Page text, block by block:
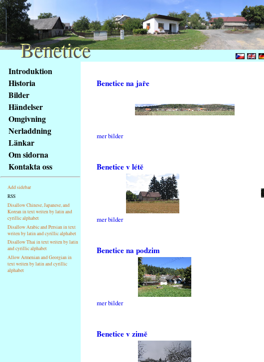
obsah
stránky
Klávesové
zkratky
tomto
webu
základní
Hlavní
strana
Introduktion
Historia
Bilder
Händelser
Omgivning
Nerladdning
Länkar
Om sidorna
Kontakta oss
Add sidebar
RSS
Disallow Chinese, Japanese, and
Korean in text writen by latin and
cyrillic alphabet
Disallow Arabic and Persian in text
writen by latin and cyrillic alphabet
Disallow Thai in text writen by latin
and cyrillic alphabet
Allow Armenian and Georgian in
text writen by latin and cyrillic
alphabet
Benetice na jaře
mer bilder
Benetice v létě
mer bilder
Benetice na podzim
mer bilder
Benetice v zimě
Benetice
Benetice